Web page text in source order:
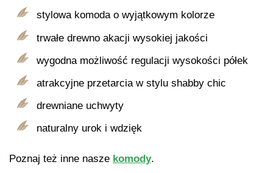
stylowa komoda o wyjątkowym kolorze
trwałe drewno akacji wysokiej jakości
wygodna możliwość regulacji wysokości półek
atrakcyjne przetarcia w stylu shabby chic
drewniane uchwyty
naturalny urok i wdzięk
Poznaj też inne nasze komody.